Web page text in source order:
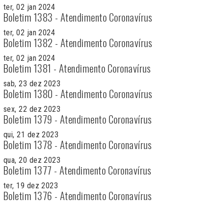
ter, 02 jan 2024
Boletim 1383 - Atendimento Coronavírus
ter, 02 jan 2024
Boletim 1382 - Atendimento Coronavírus
ter, 02 jan 2024
Boletim 1381 - Atendimento Coronavírus
sab, 23 dez 2023
Boletim 1380 - Atendimento Coronavírus
sex, 22 dez 2023
Boletim 1379 - Atendimento Coronavírus
qui, 21 dez 2023
Boletim 1378 - Atendimento Coronavírus
qua, 20 dez 2023
Boletim 1377 - Atendimento Coronavírus
ter, 19 dez 2023
Boletim 1376 - Atendimento Coronavírus